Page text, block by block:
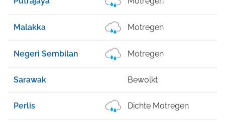
Malakka Motregen
Negeri Sembilan Motregen
Sarawak Bewolkt
Perlis Dichte Motregen